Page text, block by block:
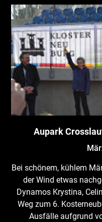
Aupark
Bei schönem, kühlem
der Wind etwas
Dynamos Krystina,
Weg zum 6.
Ausfälle aufgrund